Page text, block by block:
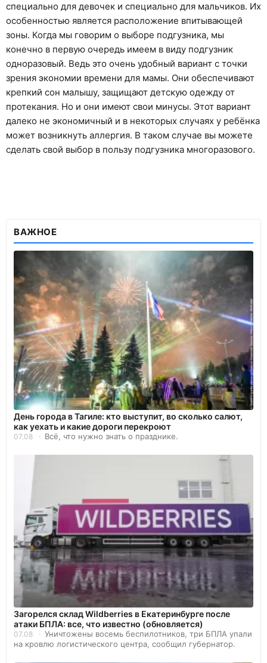
специально для девочек и специально для мальчиков. Их
особенностью является расположение впитывающей
зоны. Когда мы говорим о выборе подгузника, мы
конечно в первую очередь имеем в виду подгузник
одноразовый. Ведь это очень удобный вариант с точки
зрения экономии времени для мамы. Они обеспечивают
крепкий сон малышу, защищают детскую одежду от
протекания. Но и они имеют свои минусы. Этот вариант
далеко не экономичный и в некоторых случаях у ребёнка
может возникнуть аллергия. В таком случае вы можете
сделать свой выбор в пользу подгузника многоразового.
ВАЖНОЕ
День города в Тагиле: кто выступит, во сколько салют,
как уехать и какие дороги перекроют
07.08 Всё, что нужно знать о празднике.
Загорелся склад Wildberries в Екатеринбурге после
атаки БПЛА: все, что известно (обновляется)
07.08
Уничтожены восемь беспилотников, три БПЛА упали
на кровлю логистического центра, сообщил губернатор.